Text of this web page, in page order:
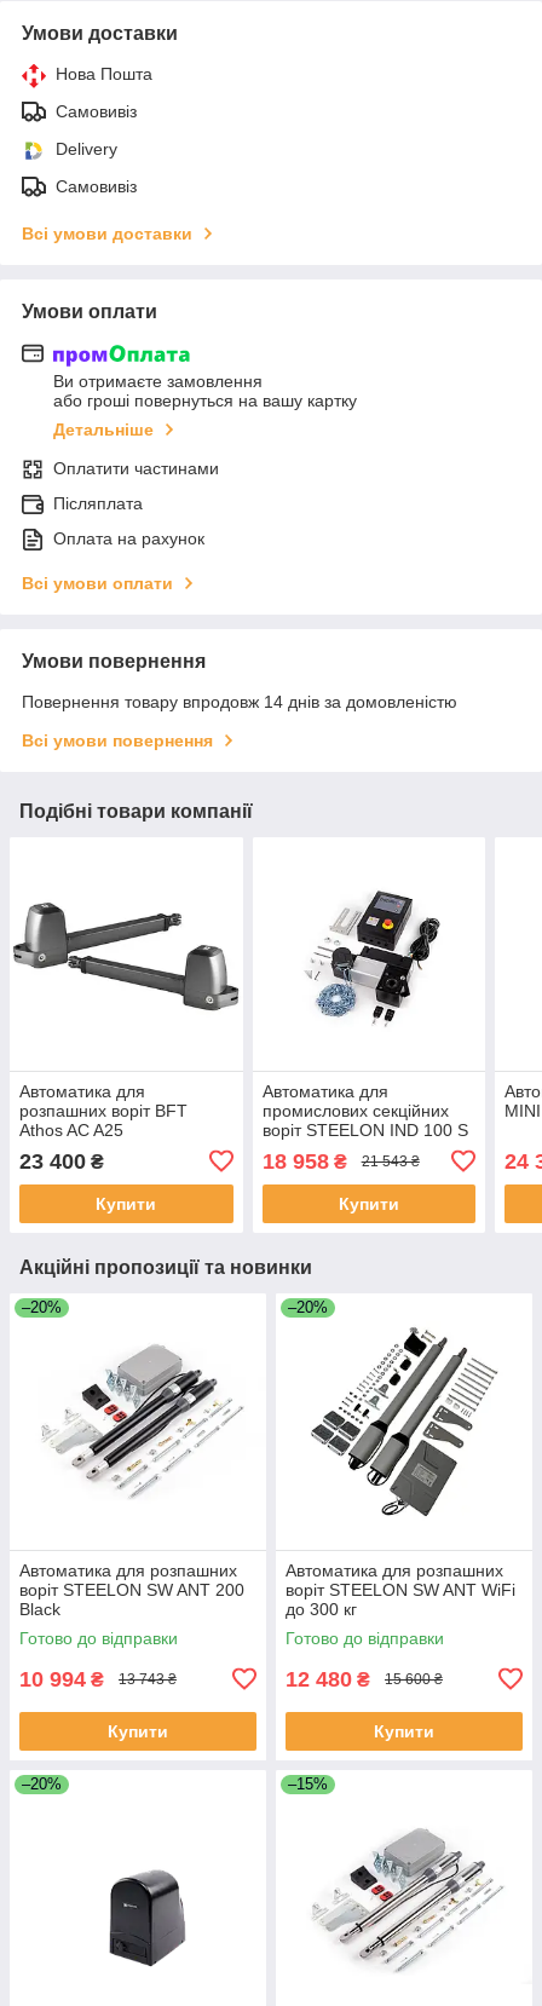
Умови доставки
Нова Пошта
Самовивіз
Delivery
Самовивіз
Всі умови доставки
Умови оплати
Ви отримаєте замовлення
або гроші повернуться на вашу картку
Детальніше
Оплатити частинами
Післяплата
Оплата на рахунок
Всі умови оплати
Умови повернення
Повернення товару впродовж 14 днів за домовленістю
Всі умови повернення
Подібні товари компанії
Автоматика для
розпашних воріт BFT
Athos AC A25
23 400 ₴
Купити
Автоматика для
промислових секційних
воріт STEELON IND 100 S
18 958₴ 21 543 ₴
Купити
24
Акційні пропозиції та новинки
–20%
Автоматика для розпашних
воріт STEELON SW ANT 200
Black
Готово до відправки
10 994 ₴ 13 743 ₴
Купити
–20%
Автоматика для розпашних
воріт STEELON SW ANT WiFi
до 300 кг
Готово до відправки
12 480 ₴ 15 600 ₴
Купити
–20% –15%